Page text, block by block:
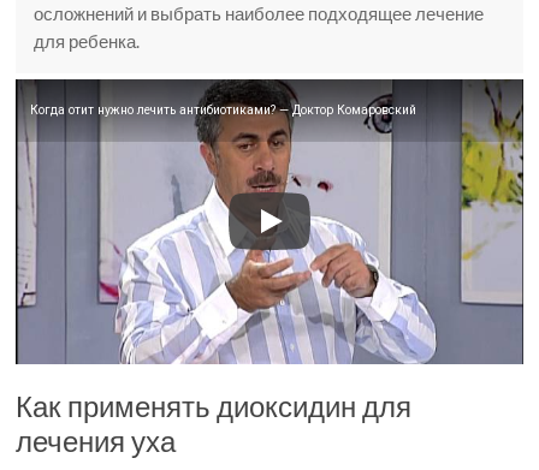
осложнений и выбрать наиболее подходящее лечение
для ребенка.
Когда отит нужно лечить антибиотиками? — Доктор Комаровский
Как применять диоксидин для
лечения уха